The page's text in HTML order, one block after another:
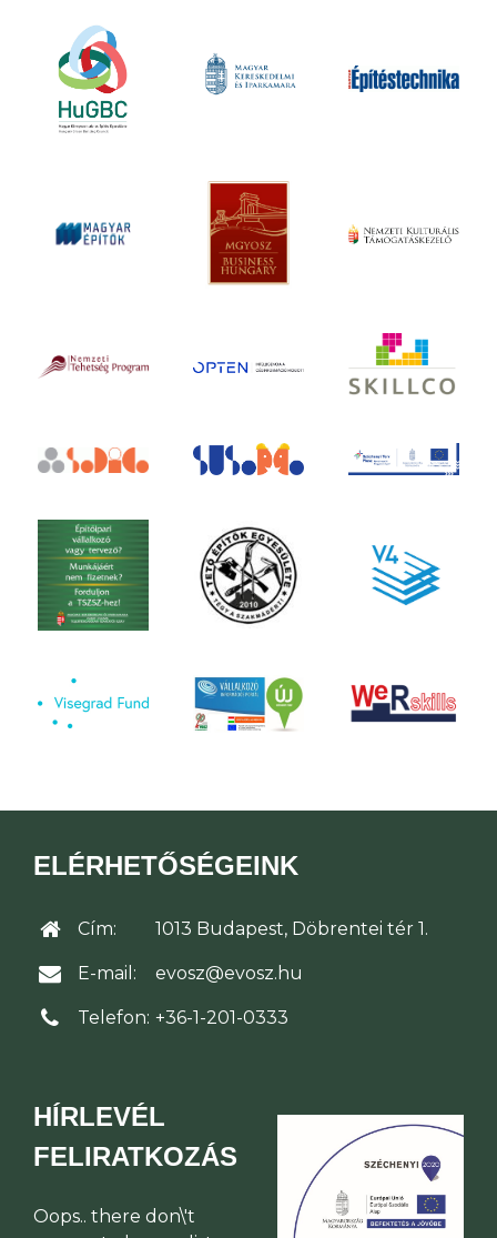
ELÉRHETŐSÉGEINK
Cím: 1013 Budapest, Döbrentei tér 1.
E-mail: evosz@evosz.hu
Telefon: +36-1-201-0333
HÍRLEVÉL
FELIRATKOZÁS
Oops.. there don\'t